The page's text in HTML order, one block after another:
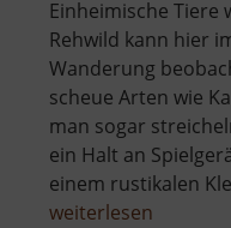
Einheimische Tiere
Rehwild kann hier
Wanderung
scheue Arten wie
man sogar
ein Halt an
einem rustikalen
weiterlesen